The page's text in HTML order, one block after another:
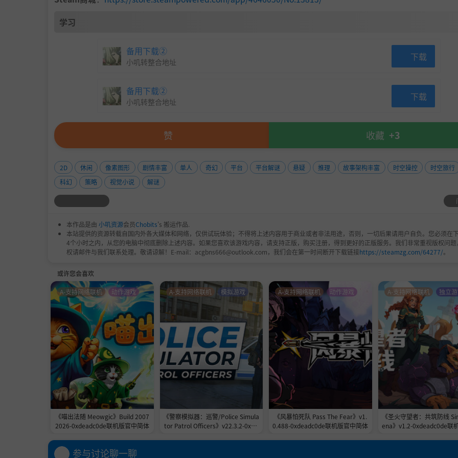
■创新的时间操控玩法
震撼的剧情反转
多样化谜题设计
体验基于时间因果关系的独特解谜方式。
■
当销量达到13,813份时，尚未解开的伏笔与谜团将通过后续扩展内容公开，并结合更多样的玩法机制与扩展的
■原作重制版
本作是基于13年前制作的原作所打造的重制版本。在本次重制中，对多样的玩法机制以及剧情和世界观进行了进
精细打磨。
学习
备用下载②
小叽转整合地址 下载
备用下载②
小叽转整合地址 下载
赞 收藏 +3
2D 休闲 像素图形 剧情丰富 单人 奇幻 平台 平台解谜 悬疑 推理 故事架构丰富 时空操控
时空旅行
科幻
策略 视觉小说 解谜
本作品是由 小叽资源会员Chobits's 搬运作品.
本站提供的资源转载自国内外各大媒体和网络，仅供试玩体验；不得将上述内容用于商业或者非法用途，否则，一切后果请用户自负。您必须在
4个小时之内，从您的电脑中彻底删除上述内容。如果您喜欢该游戏内容，请支持正版，购买注册，得到更好的正版服务。我们非常重视版权问题
权请邮件与我们联系处理。敬请谅解！E-mail：acgbns666@outlook.com，我们会在第一时间断开下载链接https://steamzg.com/64277/。
或许您会喜欢
《喵出法随 Meowgic》Build 2007
2026-0xdeadc0de联机版官中简体
A-支持网络联机 动作游戏
《警察模拟器：巡警/Police Simula
tor Patrol Officers》v22.3.2-0xde
A-支持网络联机 模拟游戏
《风暴怕死队 Pass The Fear》v1.
0.488-0xdeadc0de联机版官中简体
A-支持网络联机 动作游戏
《圣火守望者：共筑防线
ena》v1.2-0xdeadc0de联
A-支持网络联机 独立
参与讨论聊一聊